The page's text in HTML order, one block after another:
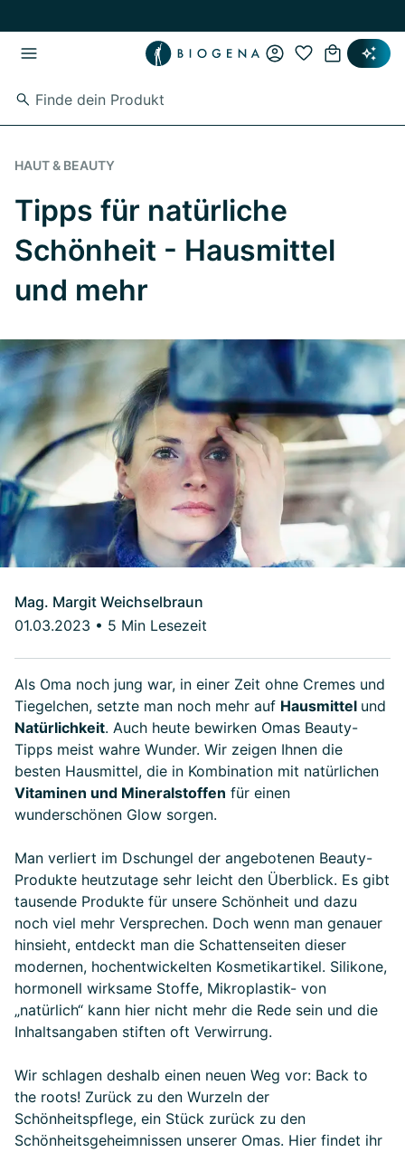
HAUT & BEAUTY
Tipps für natürliche
Schönheit - Hausmittel
und mehr
Mag. Margit Weichselbraun
01.03.2023 • 5 Min Lesezeit
Als Oma noch jung war, in einer Zeit ohne Cremes und
Tiegelchen, setzte man noch mehr auf Hausmittel und
Natürlichkeit. Auch heute bewirken Omas Beauty-
Tipps meist wahre Wunder. Wir zeigen Ihnen die
besten Hausmittel, die in Kombination mit natürlichen
Vitaminen und Mineralstoffen für einen
wunderschönen Glow sorgen.
Man verliert im Dschungel der angebotenen Beauty-
Produkte heutzutage sehr leicht den Überblick. Es gibt
tausende Produkte für unsere Schönheit und dazu
noch viel mehr Versprechen. Doch wenn man genauer
hinsieht, entdeckt man die Schattenseiten dieser
modernen, hochentwickelten Kosmetikartikel. Silikone,
hormonell wirksame Stoffe, Mikroplastik- von
„natürlich“ kann hier nicht mehr die Rede sein und die
Inhaltsangaben stiften oft Verwirrung.
Wir schlagen deshalb einen neuen Weg vor: Back to
the roots! Zurück zu den Wurzeln der
Schönheitspflege, ein Stück zurück zu den
Schönheitsgeheimnissen unserer Omas. Hier findet ihr